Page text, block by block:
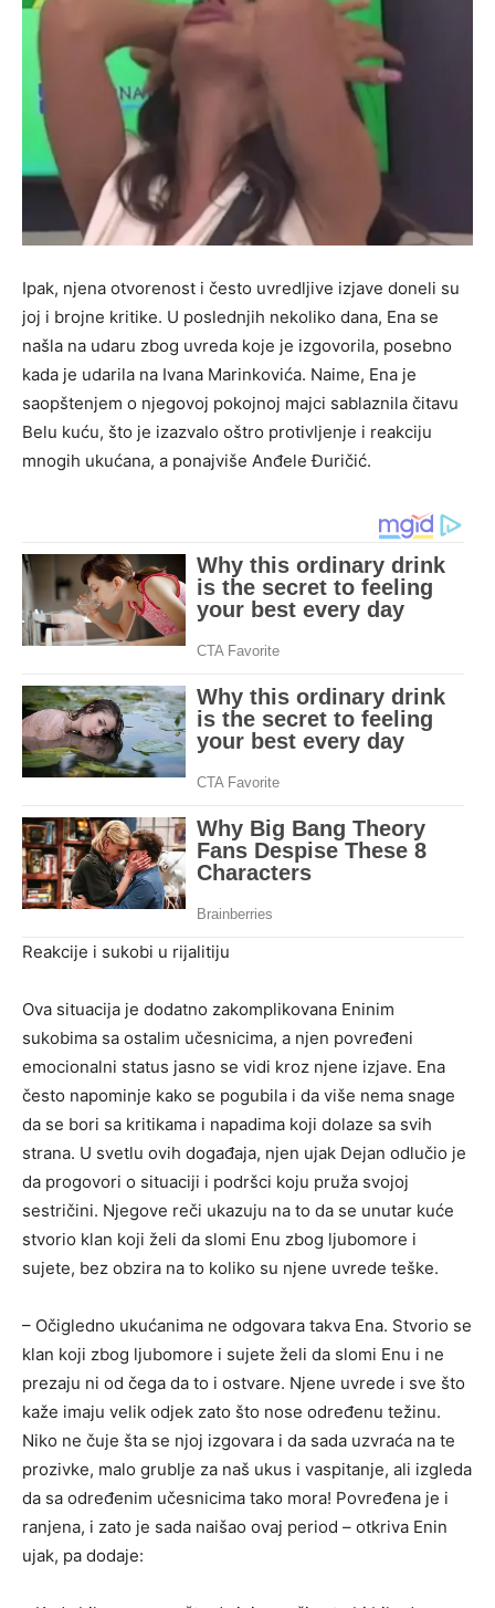
Ipak, njena otvorenost i često uvredljive izjave doneli su
joj i brojne kritike. U poslednjih nekoliko dana, Ena se
našla na udaru zbog uvreda koje je izgovorila, posebno
kada je udarila na Ivana Marinkovića. Naime, Ena je
saopštenjem o njegovoj pokojnoj majci sablaznila čitavu
Belu kuću, što je izazvalo oštro protivljenje i reakciju
mnogih ukućana, a ponajviše Anđele Đuričić.
Reakcije i sukobi u rijalitiju
Ova situacija je dodatno zakomplikovana Eninim
sukobima sa ostalim učesnicima, a njen povređeni
emocionalni status jasno se vidi kroz njene izjave. Ena
često napominje kako se pogubila i da više nema snage
da se bori sa kritikama i napadima koji dolaze sa svih
strana. U svetlu ovih događaja, njen ujak Dejan odlučio je
da progovori o situaciji i podršci koju pruža svojoj
sestričini. Njegove reči ukazuju na to da se unutar kuće
stvorio klan koji želi da slomi Enu zbog ljubomore i
sujete, bez obzira na to koliko su njene uvrede teške.
– Očigledno ukućanima ne odgovara takva Ena. Stvorio se
klan koji zbog ljubomore i sujete želi da slomi Enu i ne
prezaju ni od čega da to i ostvare. Njene uvrede i sve što
kaže imaju velik odjek zato što nose određenu težinu.
Niko ne čuje šta se njoj izgovara i da sada uzvraća na te
prozivke, malo grublje za naš ukus i vaspitanje, ali izgleda
da sa određenim učesnicima tako mora! Povređena je i
ranjena, i zato je sada naišao ovaj period – otkriva Enin
ujak, pa dodaje: